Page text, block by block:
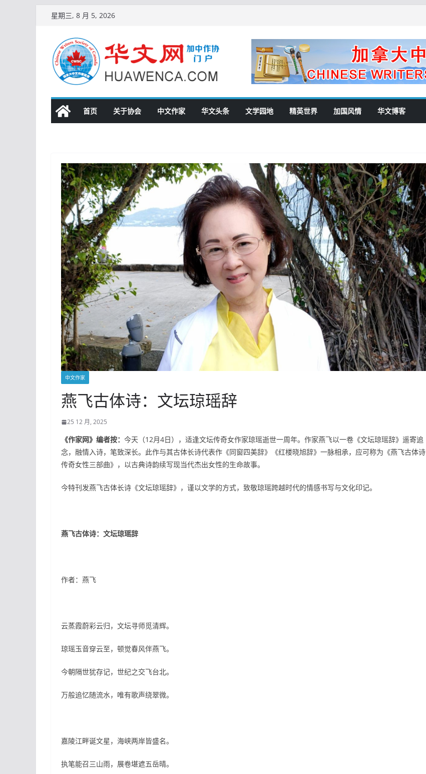
星期三, 8 月 5, 2026
首页 关于协会 中文作家 华文头条 文学园地 精英世界 加国风情 华文博客
中文作家
燕飞古体诗：文坛琼瑶辞
25 12 月, 2025
《作家网》编者按： 今天（12月4日），适逢文坛传奇女作家琼瑶逝世一周年。作家燕飞以一卷《文坛琼瑶辞》遥寄追
念，融情入诗，笔致深长。此作与其古体长诗代表作《同窗四美辞》《红楼晓旭辞》一脉相承，应可称为《燕飞古体诗
传奇女性三部曲》，以古典诗韵续写现当代杰出女性的生命故事。
今特刊发燕飞古体长诗《文坛琼瑶辞》，谨以文学的方式，致敬琼瑶跨越时代的情感书写与文化印记。
燕飞古体诗：文坛琼瑶辞
作者：燕飞
云蒸霞蔚彩云归，文坛寻师觅清辉。
琼瑶玉音穿云至，顿觉春风伴燕飞。
今朝隔世犹存记，世纪之交飞台北。
万般追忆随流水，唯有歌声绕翠微。
嘉陵江畔诞文星，海峡两岸皆盛名。
执笔能召三山雨，展卷堪遮五岳晴。